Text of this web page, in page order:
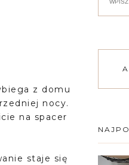
z domu
nocy.
na spacer
staje się